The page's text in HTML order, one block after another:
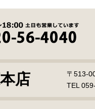
店
〒513-
TEL